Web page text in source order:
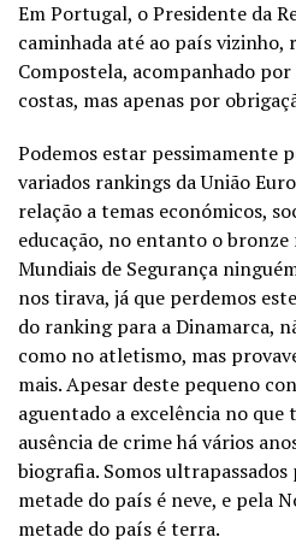
Em Portugal, o Presidente da
caminhada até ao país vizinho,
Compostela, acompanhado
costas, mas apenas por
Podemos estar pessimamente
variados rankings da União
relação a temas económicos,
educação, no entanto o bronze
Mundiais de Segurança
nos tirava, já que perdemos
do ranking para a Dinamarca,
como no atletismo, mas
mais. Apesar deste pequeno
aguentado a excelência no que
ausência de crime há vários
biografia. Somos
metade do país é neve, e pela
metade do país é terra.